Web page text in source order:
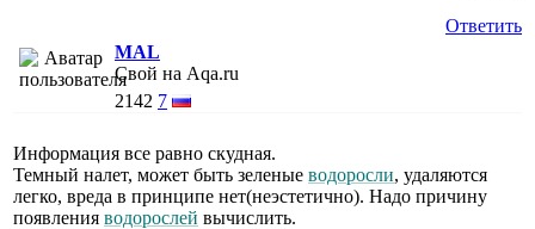
Ответить
MAL
Свой на Aqa.ru
2142 7
Информация все равно скудная.
Темный налет, может быть зеленые водоросли, удаляются
легко, вреда в принципе нет(неэстетично). Надо причину
появления водорослей вычислить.